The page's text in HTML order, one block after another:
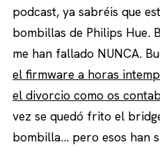
podcast, ya sabréis que
bombillas de Philips Hue.
me han fallado NUNCA.
el firmware a horas
el divorcio como os
vez se quedó frito el
bombilla… pero esos han